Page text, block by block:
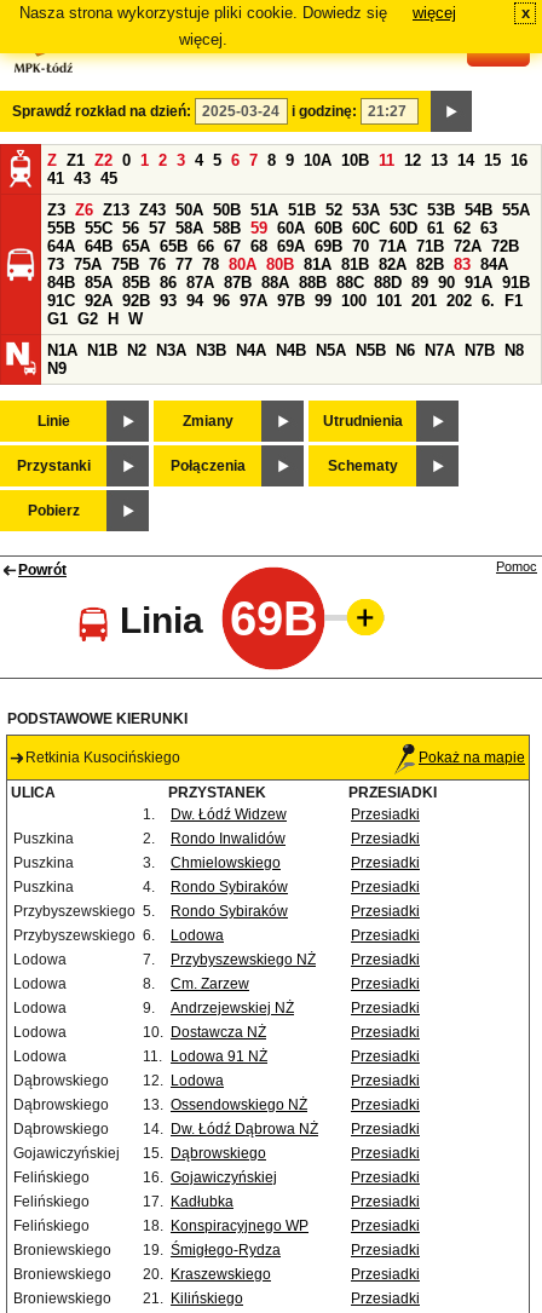
Nasza strona wykorzystuje pliki cookie. Dowiedz się
więcej.
więcej x
Sprawdź rozkład na dzień: i godzinę:
Z Z1 Z2 0 1 2 3 4 5 6 7 8 9 10A 10B 11 12 13 14 15 16
41 43 45
Z3 Z6 Z13 Z43 50A 50B 51A 51B 52 53A 53C 53B 54B 55A
55B 55C 56 57 58A 58B 59 60A 60B 60C 60D 61 62 63
64A 64B 65A 65B 66 67 68 69A 69B 70 71A 71B 72A 72B
73 75A 75B 76 77 78 80A 80B 81A 81B 82A 82B 83 84A
84B 85A 85B 86 87A 87B 88A 88B 88C 88D 89 90 91A 91B
91C 92A 92B 93 94 96 97A 97B 99 100 101 201 202 6.
F1
G1 G2 H
W
N1A
N1B N2 N3A N3B N4A N4B N5A N5B N6 N7A N7B
N8
N9
Linie Zmiany Utrudnienia
Przystanki Połączenia Schematy
Pobierz
Powrót
Linia 69B
Pomoc
PODSTAWOWE KIERUNKI
Retkinia Kusocińskiego Pokaż na mapie
ULICA PRZYSTANEK
PRZESIADKI
1.
Dw. Łódź Widzew
Przesiadki
Puszkina
2. Rondo Inwalidów
Przesiadki
Puszkina
3. Chmielowskiego
Przesiadki
Puszkina
4. Rondo Sybiraków
Przesiadki
Przybyszewskiego 5. Rondo Sybiraków
Przesiadki
Przybyszewskiego 6. Lodowa
Przesiadki
Lodowa
7. Przybyszewskiego NŻ
Przesiadki
Lodowa
8. Cm. Zarzew
Przesiadki
Lodowa
9. Andrzejewskiej NŻ
Przesiadki
Lodowa
10. Dostawcza NŻ
Przesiadki
Lodowa
11. Lodowa 91 NŻ
Przesiadki
Dąbrowskiego
12. Lodowa
Przesiadki
Dąbrowskiego
13. Ossendowskiego NŻ
Przesiadki
Dąbrowskiego
14. Dw. Łódź Dąbrowa NŻ
Przesiadki
Gojawiczyńskiej
15. Dąbrowskiego
Przesiadki
Felińskiego
16. Gojawiczyńskiej
Przesiadki
Felińskiego
17. Kadłubka
Przesiadki
Felińskiego
18. Konspiracyjnego WP
Przesiadki
Broniewskiego
19. Śmigłego-Rydza
Przesiadki
Broniewskiego
20. Kraszewskiego
Przesiadki
Broniewskiego
21. Kilińskiego
Przesiadki